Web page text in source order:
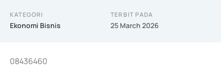
KATEGORI
Ekonomi Bisnis
TERBIT PADA
25 March 2026
08436460